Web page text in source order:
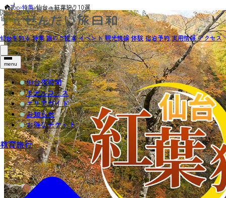
仙台を知る 特集 旅のご提案 イベント 観光情報 体験 宿泊予約 実用情報 アクセス
menu
仙台夜時間
モデルコース
エリアガイド
お知らせ
お得なチケット
教育旅行
Top›特集›仙台・紅葉狩り10選